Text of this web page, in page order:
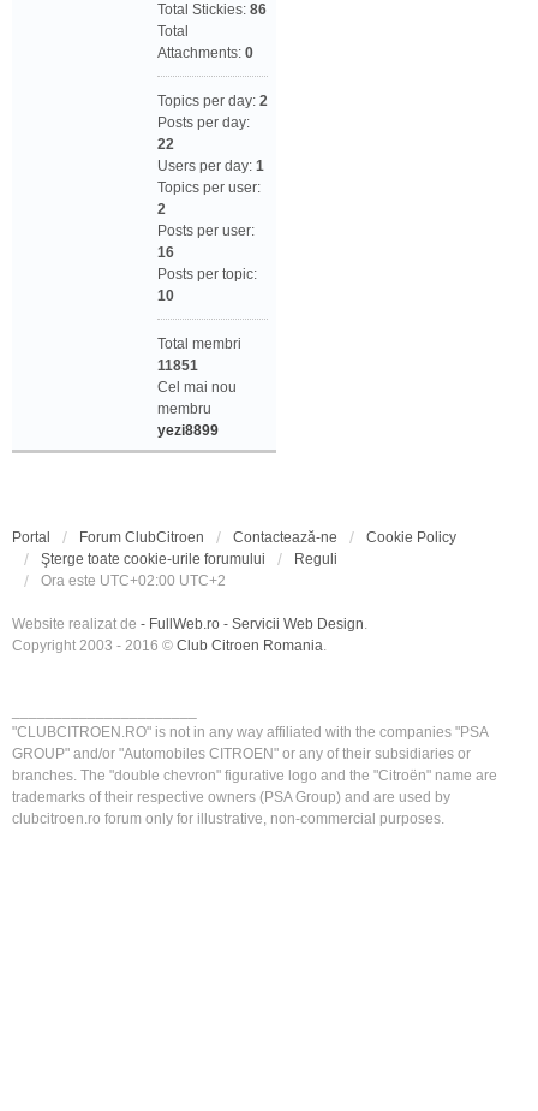
Total Stickies: 86
Total
Attachments: 0
Topics per day: 2
Posts per day:
22
Users per day: 1
Topics per user:
2
Posts per user:
16
Posts per topic:
10
Total membri
11851
Cel mai nou
membru
yezi8899
Portal Forum ClubCitroen Contactează-ne
Cookie Policy
Şterge toate cookie-urile forumului
Reguli
Ora este UTC+02:00 UTC+2
Website realizat de - FullWeb.ro - Servicii Web Design.
Copyright 2003 - 2016 © Club Citroen Romania.
"CLUBCITROEN.RO" is not in any way affiliated with the companies "PSA
GROUP" and/or "Automobiles CITROEN" or any of their subsidiaries or
branches. The "double chevron" figurative logo and the "Citroën" name are
trademarks of their respective owners (PSA Group) and are used by
clubcitroen.ro forum only for illustrative, non-commercial purposes.